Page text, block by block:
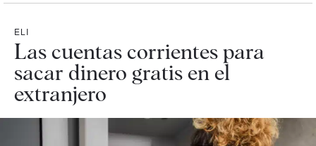
ELI
Las cuentas corrientes para
sacar dinero gratis en el
extranjero